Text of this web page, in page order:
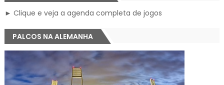
► Clique e veja a agenda completa de jogos
PALCOS NA ALEMANHA